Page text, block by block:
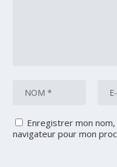
Enregistrer mon
navigateur pour mon